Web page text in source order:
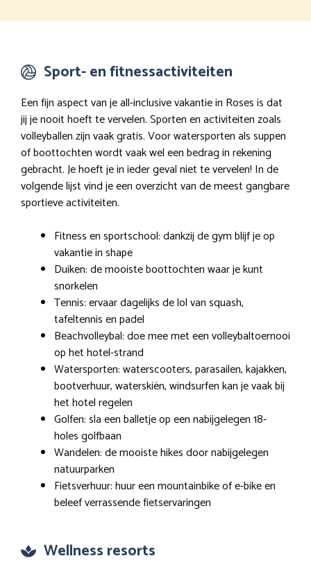
Sport- en fitnessactiviteiten
Een fijn aspect van je all-inclusive vakantie in Roses is dat
jij je nooit hoeft te vervelen. Sporten en activiteiten zoals
volleyballen zijn vaak gratis. Voor watersporten als suppen
of boottochten wordt vaak wel een bedrag in rekening
gebracht. Je hoeft je in ieder geval niet te vervelen! In de
volgende lijst vind je een overzicht van de meest gangbare
sportieve activiteiten.
Fitness en sportschool: dankzij de gym blijf je op
vakantie in shape
Duiken: de mooiste boottochten waar je kunt
snorkelen
Tennis: ervaar dagelijks de lol van squash,
tafeltennis en padel
Beachvolleybal: doe mee met een volleybaltoernooi
op het hotel-strand
Watersporten: waterscooters, parasailen, kajakken,
bootverhuur, waterskiën, windsurfen kan je vaak bij
het hotel regelen
Golfen: sla een balletje op een nabijgelegen 18-
holes golfbaan
Wandelen: de mooiste hikes door nabijgelegen
natuurparken
Fietsverhuur: huur een mountainbike of e-bike en
beleef verrassende fietservaringen
Wellness resorts